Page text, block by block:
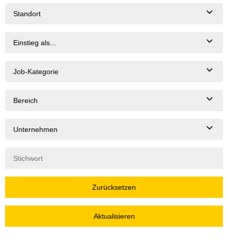
Standort
Einstieg als...
Job-Kategorie
Bereich
Unternehmen
Zurücksetzen
Aktualisieren